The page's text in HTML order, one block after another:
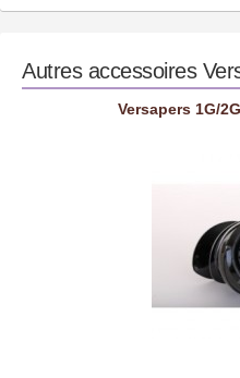
Autres accessoires
Versapers 1G/